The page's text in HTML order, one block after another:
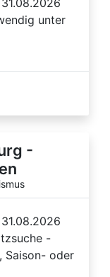
unter
-
-
Saison- oder